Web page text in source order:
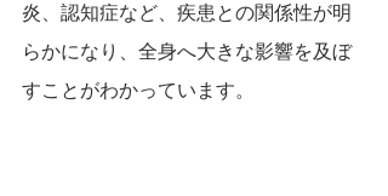
炎、認知症など、疾患との関係性が明
らかになり、全身へ大きな影響を及ぼ
すことがわかっています。